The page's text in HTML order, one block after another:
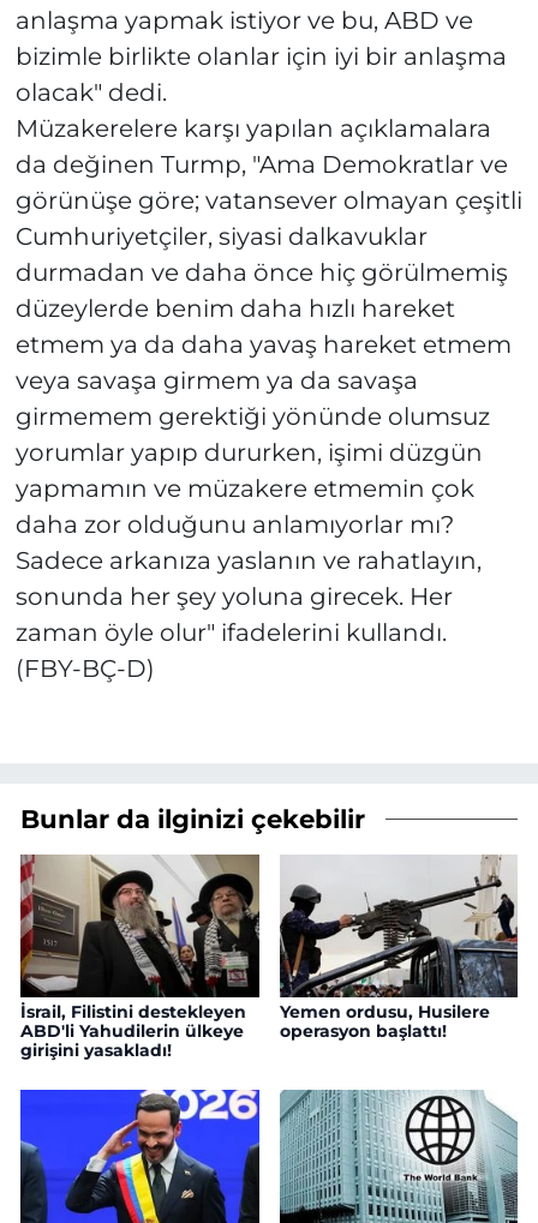
anlaşma yapmak istiyor ve bu, ABD ve
bizimle birlikte olanlar için iyi bir anlaşma
olacak" dedi.
Müzakerelere karşı yapılan açıklamalara
da değinen Turmp, "Ama Demokratlar ve
görünüşe göre; vatansever olmayan çeşitli
Cumhuriyetçiler, siyasi dalkavuklar
durmadan ve daha önce hiç görülmemiş
düzeylerde benim daha hızlı hareket
etmem ya da daha yavaş hareket etmem
veya savaşa girmem ya da savaşa
girmemem gerektiği yönünde olumsuz
yorumlar yapıp dururken, işimi düzgün
yapmamın ve müzakere etmemin çok
daha zor olduğunu anlamıyorlar mı?
Sadece arkanıza yaslanın ve rahatlayın,
sonunda her şey yoluna girecek. Her
zaman öyle olur" ifadelerini kullandı.
(FBY-BÇ-D)
Bunlar da ilginizi çekebilir
İsrail, Filistini destekleyen
ABD'li Yahudilerin ülkeye
girişini yasakladı!
Yemen ordusu, Husilere
operasyon başlattı!